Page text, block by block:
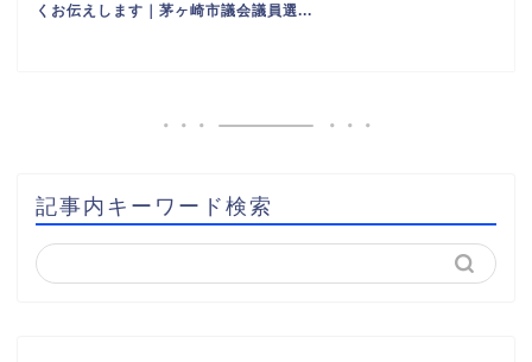
くお伝えします｜茅ヶ崎市議会議員選...
記事内キーワード検索